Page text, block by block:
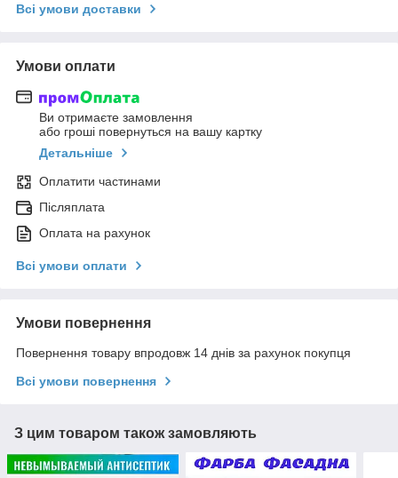
Всі умови доставки
Умови оплати
Ви отримаєте замовлення
або гроші повернуться на вашу картку
Детальніше
Оплатити частинами
Післяплата
Оплата на рахунок
Всі умови оплати
Умови повернення
Повернення товару впродовж 14 днів за рахунок покупця
Всі умови повернення
З цим товаром також замовляють